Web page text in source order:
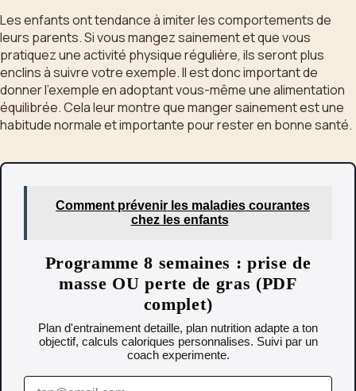
Les enfants ont tendance à imiter les comportements de
leurs parents. Si vous mangez sainement et que vous
pratiquez une activité physique régulière, ils seront plus
enclins à suivre votre exemple. Il est donc important de
donner l’exemple en adoptant vous-même une alimentation
équilibrée. Cela leur montre que manger sainement est une
habitude normale et importante pour rester en bonne santé.
Comment prévenir les maladies courantes
chez les enfants
Programme 8 semaines : prise de
masse OU perte de gras (PDF
complet)
Plan d'entrainement detaille, plan nutrition adapte a ton
objectif, calculs caloriques personnalises. Suivi par un
coach experimente.